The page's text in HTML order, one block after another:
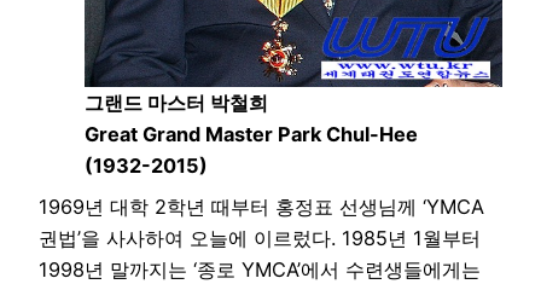
그랜드 마스터 박철희
Great Grand Master Park Chul-Hee
(1932-2015)
1969년 대학 2학년 때부터 홍정표 선생님께 ‘YMCA
권법’을 사사하여 오늘에 이르렀다. 1985년 1월부터
1998년 말까지는 ‘종로 YMCA’에서 수련생들에게는